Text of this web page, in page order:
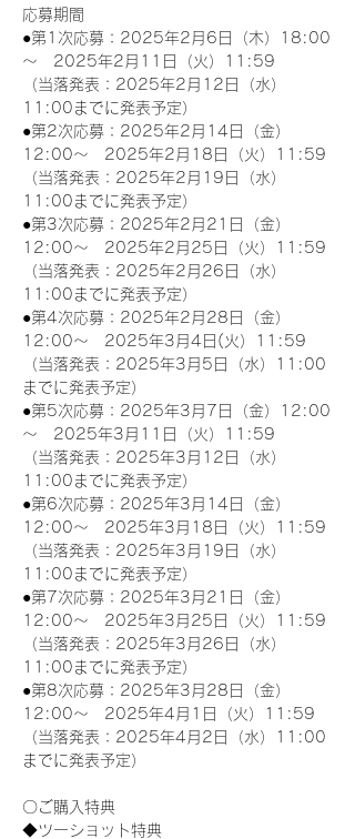
応募期間
●第1次応募：2025年2月6日（木）18:00
～　2025年2月11日（火）11:59
（当落発表：2025年2月12日（水）
11:00までに発表予定）
●第2次応募：2025年2月14日（金）
12:00～　2025年2月18日（火）11:59
（当落発表：2025年2月19日（水）
11:00までに発表予定）
●第3次応募：2025年2月21日（金）
12:00～　2025年2月25日（火）11:59
（当落発表：2025年2月26日（水）
11:00までに発表予定）
●第4次応募：2025年2月28日（金）
12:00～　2025年3月4日(火）11:59
（当落発表：2025年3月5日（水）11:00
までに発表予定）
●第5次応募：2025年3月7日（金）12:00
～　2025年3月11日（火）11:59
（当落発表：2025年3月12日（水）
11:00までに発表予定）
●第6次応募：2025年3月14日（金）
12:00～　2025年3月18日（火）11:59
（当落発表：2025年3月19日（水）
11:00までに発表予定）
●第7次応募：2025年3月21日（金）
12:00～　2025年3月25日（火）11:59
（当落発表：2025年3月26日（水）
11:00までに発表予定）
●第8次応募：2025年3月28日（金）
12:00～　2025年4月1日（火）11:59
（当落発表：2025年4月2日（水）11:00
までに発表予定）
〇ご購入特典
◆ツーショット特典